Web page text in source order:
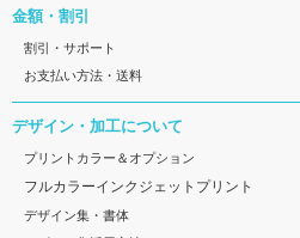
金額・割引
割引・サポート
お支払い方法・送料
デザイン・加工について
プリントカラー＆オプション
フルカラーインクジェットプリント
デザイン集・書体